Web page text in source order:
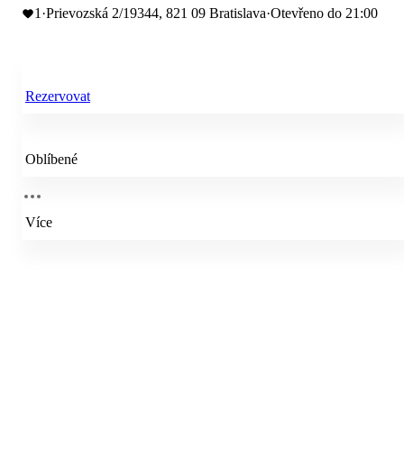
1 ·Prievozská 2/19344, 821 09 Bratislava·Otevřeno do 21:00
Rezervovat
Oblíbené
Více